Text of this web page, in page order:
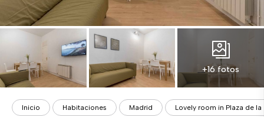
+16 fotos
Inicio Habitaciones Madrid Lovely room in Plaza de la